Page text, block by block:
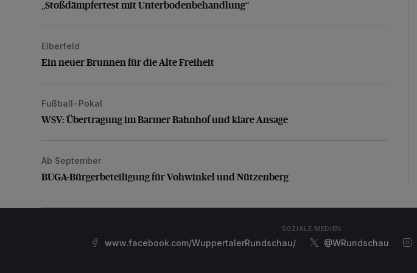
„Stoßdämpfertest mit Unterbodenbehandlung“
Ein neuer Brunnen für die Alte Freiheit
Elberfeld
Ein neuer Brunnen für die Alte Freiheit
WSV: Übertragung im Barmer Bahnhof und klare Ansage
Fußball-Pokal
WSV: Übertragung im Barmer Bahnhof und klare Ansage
BUGA-Bürgerbeteiligung für Vohwinkel und Nützenberg
Ab September
BUGA-Bürgerbeteiligung für Vohwinkel und Nützenberg
SOZIALE MEDIEN
www.facebook.com/WuppertalerRundschau/ @WRundschau